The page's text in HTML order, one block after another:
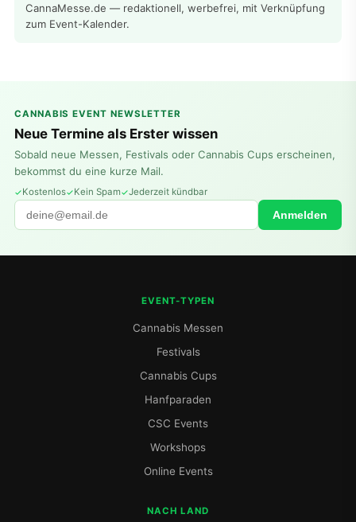
CannaMesse.de — redaktionell, werbefrei, mit Verknüpfung
zum Event-Kalender.
CANNABIS EVENT NEWSLETTER
Neue Termine als Erster wissen
Sobald neue Messen, Festivals oder Cannabis Cups erscheinen,
bekommst du eine kurze Mail.
Kostenlos Kein Spam Jederzeit kündbar
Anmelden
EVENT-TYPEN
Cannabis Messen
Festivals
Cannabis Cups
Hanfparaden
CSC Events
Workshops
Online Events
NACH LAND